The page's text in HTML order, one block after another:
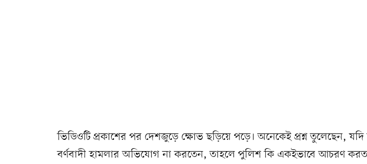
ভিডিওটি প্রকাশের পর দেশজুড়ে ক্ষোভ ছড়িয়ে পড়ে। অনেকেই প্রশ্ন তুলেছেন,
বর্ণবাদী হামলার অভিযোগ না করতেন, তাহলে পুলিশ কি একইভাবে আচরণ করত?